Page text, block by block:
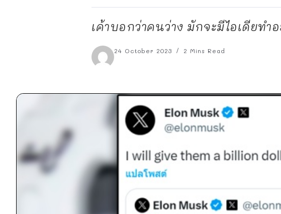
เค้าบอกว่าคนว่าง มักจะมีไอเดียทำ
24 October 2023 2 Mins Read